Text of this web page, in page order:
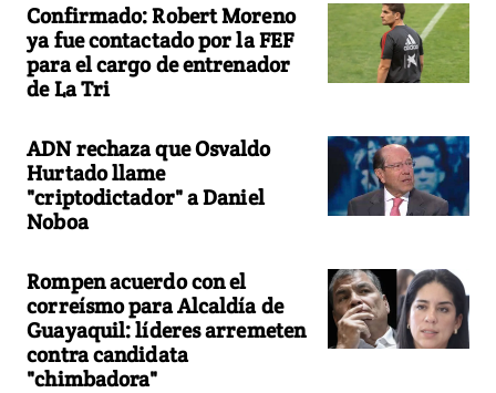
Confirmado: Robert Moreno
ya fue contactado por la FEF
para el cargo de entrenador
de La Tri
ADN rechaza que Osvaldo
Hurtado llame
"criptodictador" a Daniel
Noboa
Rompen acuerdo con el
correísmo para Alcaldía de
Guayaquil: líderes arremeten
contra candidata
"chimbadora"